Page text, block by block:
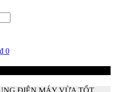
₫ 0
ĐIỆN MÁY VỪA TỐT